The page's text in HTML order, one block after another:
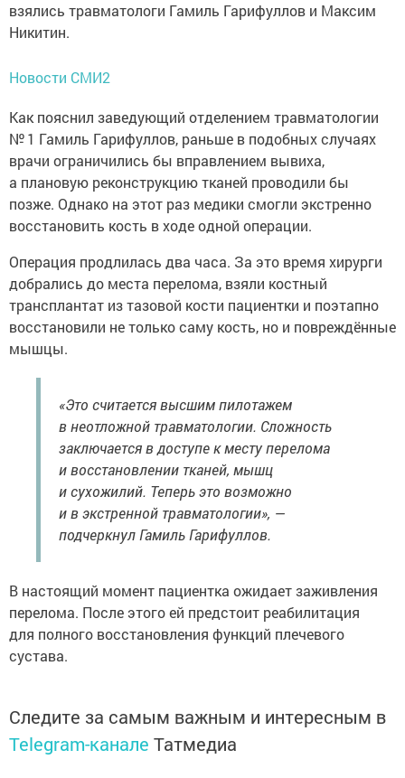
взялись травматологи Гамиль Гарифуллов и Максим
Никитин.
Новости СМИ2
Как пояснил заведующий отделением травматологии
№ 1 Гамиль Гарифуллов, раньше в подобных случаях
врачи ограничились бы вправлением вывиха,
а плановую реконструкцию тканей проводили бы
позже. Однако на этот раз медики смогли экстренно
восстановить кость в ходе одной операции.
Операция продлилась два часа. За это время хирурги
добрались до места перелома, взяли костный
трансплантат из тазовой кости пациентки и поэтапно
восстановили не только саму кость, но и повреждённые
мышцы.
«Это считается высшим пилотажем
в неотложной травматологии. Сложность
заключается в доступе к месту перелома
и восстановлении тканей, мышц
и сухожилий. Теперь это возможно
и в экстренной травматологии», —
подчеркнул Гамиль Гарифуллов.
В настоящий момент пациентка ожидает заживления
перелома. После этого ей предстоит реабилитация
для полного восстановления функций плечевого
сустава.
Следите за самым важным и интересным в
Telegram-канале Татмедиа